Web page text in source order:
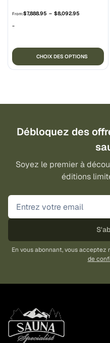
From:$7,888.95 – $8,092.95
$8,092.95
-
CHOIX DES OPTIONS
a
la
Débloquez des
Soyez le premier à
éditions
En vous abonnant, vous acceptez
de